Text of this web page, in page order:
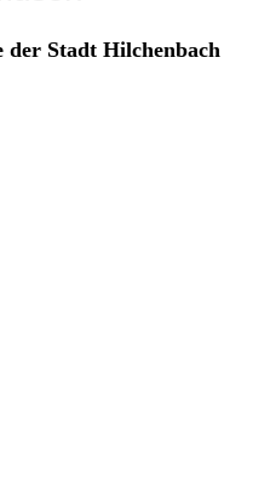
der Stadt Hilchenbach